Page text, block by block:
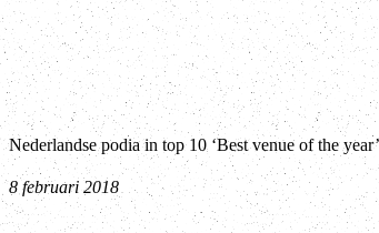
Nederlandse podia in top 10 ‘Best venue of the year’
8 februari 2018